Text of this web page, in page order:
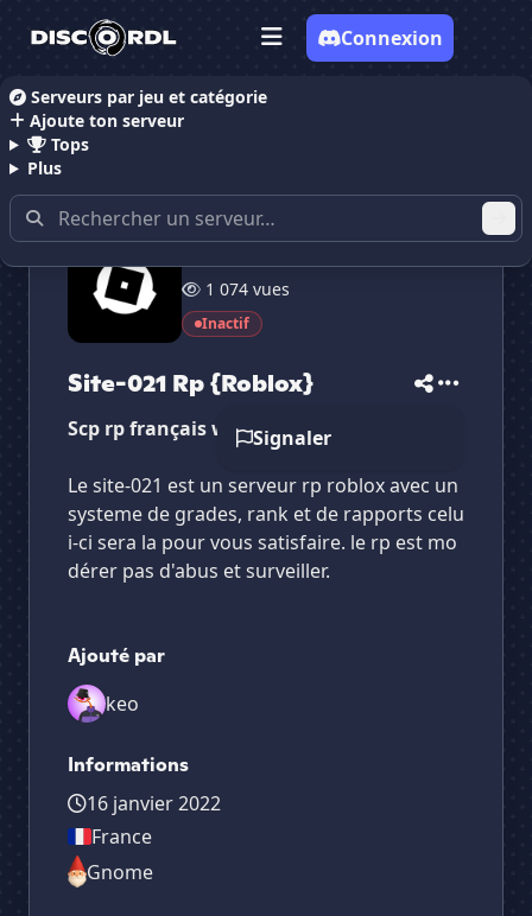
Serveurs par jeu et catégorie
Ajoute ton serveur
Tops
Plus
Connexion
Accueil Serveurs Discord RolePlay
1 074 vues
Inactif
Site-021 Rp {Roblox}
Signaler
Scp rp français whitelist roblox
Le site-021 est un serveur rp roblox avec un
systeme de grades, rank et de rapports celu
i-ci sera la pour vous satisfaire. le rp est mo
dérer pas d'abus et surveiller.
Ajouté par
keo
Informations
16 janvier 2022
France
Gnome
Vote pourSite-021 Rp {Roblox}
Site-021 Rp {Ro...
Es-tu sûr de vouloir supprimer ton avis de ce
Site-021 Rp {Roblox}